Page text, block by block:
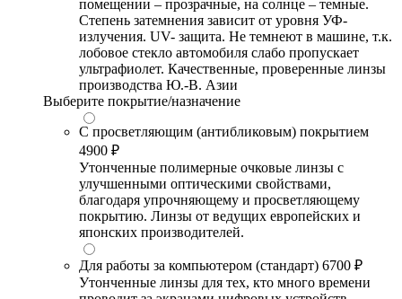
помещении – прозрачные, на солнце – темные.
Степень затемнения зависит от уровня УФ-
излучения. UV- защита. Не темнеют в машине, т.к.
лобовое стекло автомобиля слабо пропускает
ультрафиолет. Качественные, проверенные линзы
производства Ю.-В. Азии
Выберите покрытие/назначение
С просветляющим (антибликовым) покрытием
4900 ₽
Утонченные полимерные очковые линзы с
улучшенными оптическими свойствами,
благодаря упрочняющему и просветляющему
покрытию. Линзы от ведущих европейских и
японских производителей.
Для работы за компьютером (стандарт) 6700 ₽
Утонченные линзы для тех, кто много времени